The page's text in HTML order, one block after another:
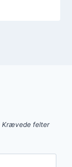
Krævede felter